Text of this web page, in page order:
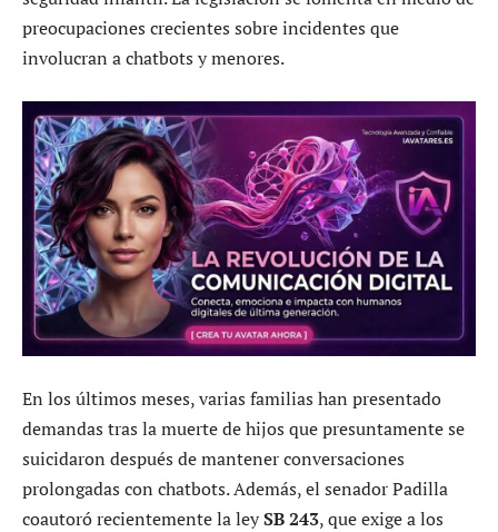
preocupaciones crecientes sobre incidentes que
involucran a chatbots y menores.
En los últimos meses, varias familias han presentado
demandas tras la muerte de hijos que presuntamente se
suicidaron después de mantener conversaciones
prolongadas con chatbots. Además, el senador Padilla
coautoró recientemente la leySB 243, que exige a los